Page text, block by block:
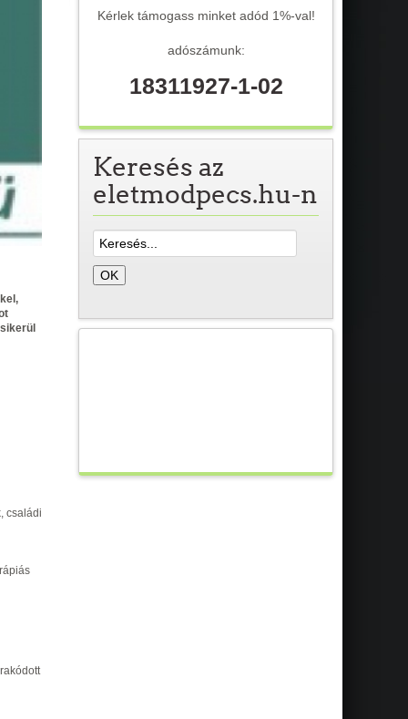
családi
Kérlek támogass minket adód 1%-val!
adószámunk:
18311927-1-02
Keresés az
eletmodpecs.hu-n